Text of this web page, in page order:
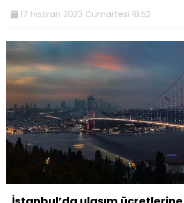
17 Haziran 2023 Cumartesi 18:52